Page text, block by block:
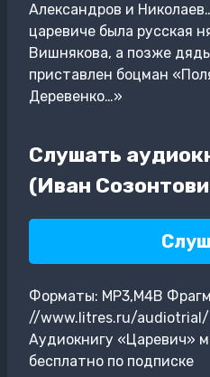
Александров и
царевиче была русская
Вишнякова, а позже
приставлен боцман
Деревенко…»
Слушать
(Иван
Форматы: MP3,M4B
//www.litres.ru/audiotrial/
Аудиокнигу «Царевич»
бесплатно по подписке